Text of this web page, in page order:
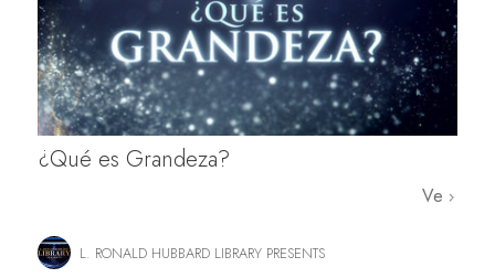
¿Qué es Grandeza?
Ve
L. RONALD HUBBARD LIBRARY PRESENTS